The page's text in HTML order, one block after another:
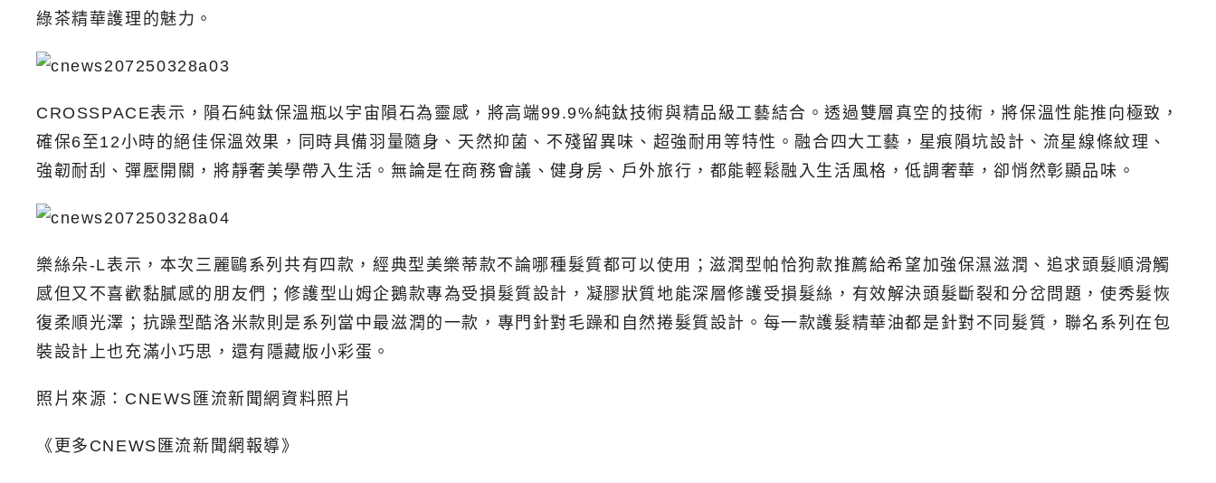
綠茶精華護理的魅力。
CROSSPACE表示，隕石純鈦保溫瓶以宇宙隕石為靈感，將高端99.9%純鈦技術與精品級工藝結合。透過雙層真空的技術，將保溫性能推向極致，
確保6至12小時的絕佳保溫效果，同時具備羽量隨身、天然抑菌、不殘留異味、超強耐用等特性。融合四大工藝，星痕隕坑設計、流星線條紋理、
強韌耐刮、彈壓開關，將靜奢美學帶入生活。無論是在商務會議、健身房、戶外旅行，都能輕鬆融入生活風格，低調奢華，卻悄然彰顯品味。
樂絲朵-L表示，本次三麗鷗系列共有四款，經典型美樂蒂款不論哪種髮質都可以使用；滋潤型帕恰狗款推薦給希望加強保濕滋潤、追求頭髮順滑觸
感但又不喜歡黏膩感的朋友們；修護型山姆企鵝款專為受損髮質設計，凝膠狀質地能深層修護受損髮絲，有效解決頭髮斷裂和分岔問題，使秀髮恢
復柔順光澤；抗躁型酷洛米款則是系列當中最滋潤的一款，專門針對毛躁和自然捲髮質設計。每一款護髮精華油都是針對不同髮質，聯名系列在包
裝設計上也充滿小巧思，還有隱藏版小彩蛋。
照片來源：CNEWS匯流新聞網資料照片
《更多CNEWS匯流新聞網報導》